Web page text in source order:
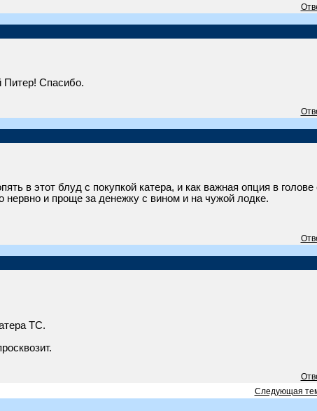
Спасибо.
в этот блуд с покупкой катера, и как важная опция в
нервно и проще за денежку с вином и на чужой лодке.
ТС.
Следующая